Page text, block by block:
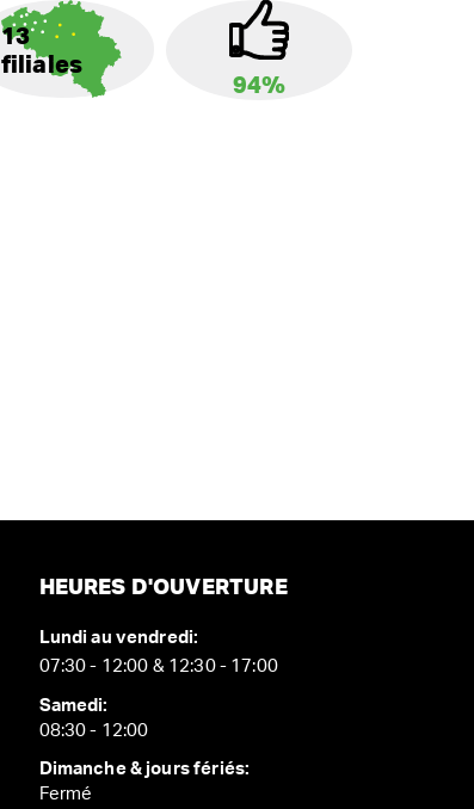
13
filiales
94%
HEURES D'OUVERTURE
Lundi au vendredi:
07:30 - 12:00 & 12:30 - 17:00
Samedi:
08:30 - 12:00
Dimanche & jours fériés:
Fermé